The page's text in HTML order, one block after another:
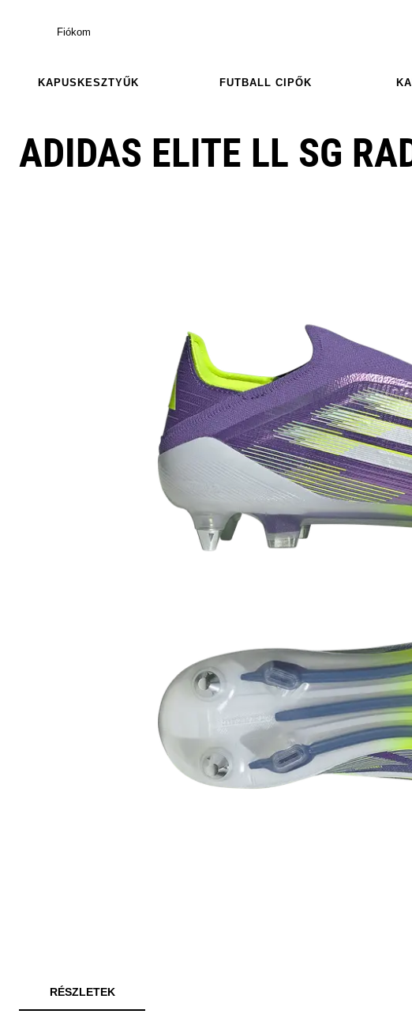
Fiókom
KAPUSKESZTYŰK FUTBALL CIPŐK
ADIDAS ELITE LL SG
RÉSZLETEK